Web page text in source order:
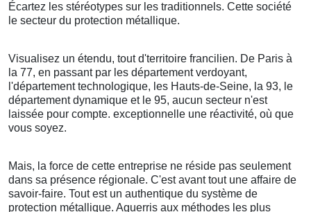
Écartez les stéréotypes sur les traditionnels. Cette société
le secteur du protection métallique.
Visualisez un étendu, tout d'territoire francilien. De Paris à
la 77, en passant par les département verdoyant,
l'département technologique, les Hauts-de-Seine, la 93, le
département dynamique et le 95, aucun secteur n'est
laissée pour compte. exceptionnelle une réactivité, où que
vous soyez.
Mais, la force de cette entreprise ne réside pas seulement
dans sa présence régionale. C'est avant tout une affaire de
savoir-faire. Tout est un authentique du système de
protection métallique. Aguerris aux méthodes les plus